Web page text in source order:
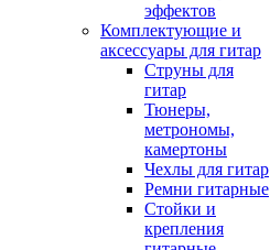
эффектов
Комплектующие и
аксессуары для гитар
Струны для
гитар
Тюнеры,
метрономы,
камертоны
Чехлы для гитар
Ремни гитарные
Стойки и
крепления